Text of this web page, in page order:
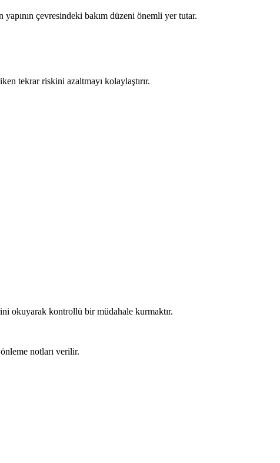
çevresindeki bakım düzeni önemli yer tutar.
tekrar riskini azaltmayı kolaylaştırır.
okuyarak kontrollü bir müdahale kurmaktır.
notları verilir.